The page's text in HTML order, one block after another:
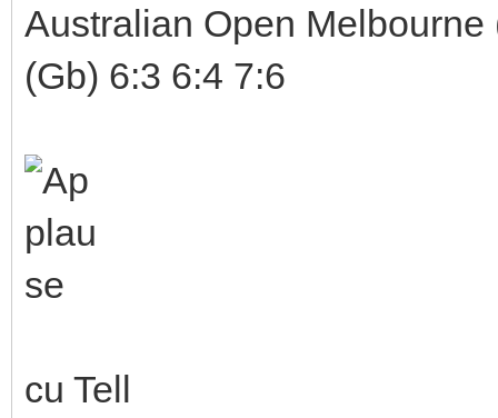
Australian Open
(Gb) 6:3 6:4 7:6
cu Tell